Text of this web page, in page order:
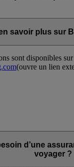
savoir plus sur
sont disponibles sur
(ouvre un lien
d’une
voyager ?